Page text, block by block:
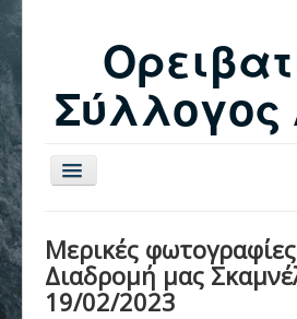
Σύλλογος
Εναλλαγή
πλοήγησης
Αρχική
Μερικές
Διαδρομή μας
19/02/2023